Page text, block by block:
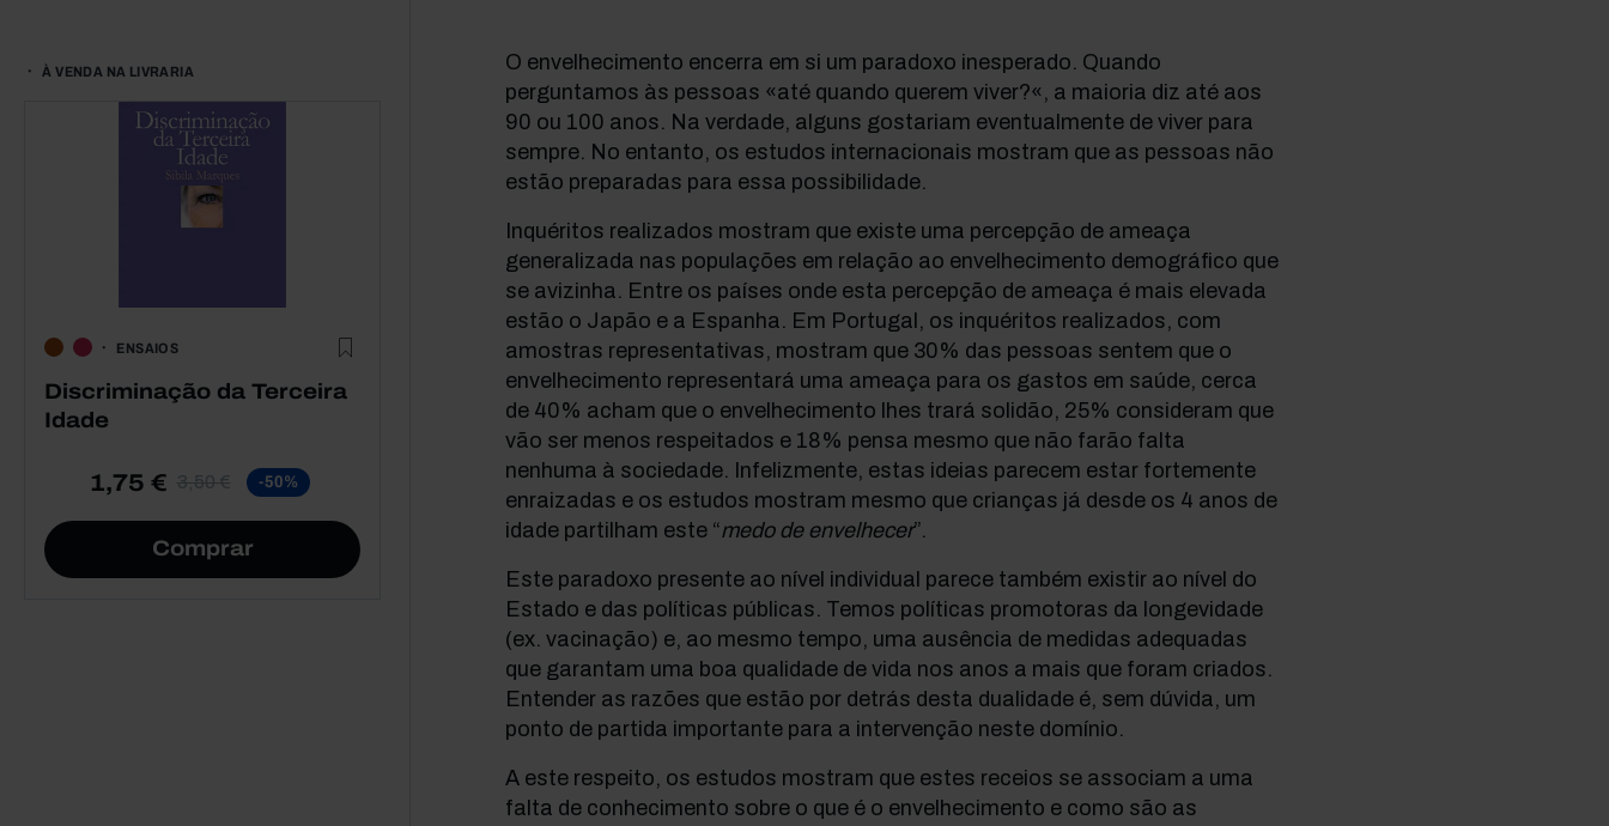
À VENDA NA LIVRARIA
ENSAIOS
Discriminação da Terceira
Idade
1,75 € 3,50 € -50%
Comprar
O envelhecimento encerra em si um paradoxo inesperado. Quando
perguntamos às pessoas «até quando querem viver?«, a maioria diz até aos
90 ou 100 anos. Na verdade, alguns gostariam eventualmente de viver para
sempre. No entanto, os estudos internacionais mostram que as pessoas não
estão preparadas para essa possibilidade.
Inquéritos realizados mostram que existe uma percepção de ameaça
generalizada nas populações em relação ao envelhecimento demográfico que
se avizinha. Entre os países onde esta percepção de ameaça é mais elevada
estão o Japão e a Espanha. Em Portugal, os inquéritos realizados, com
amostras representativas, mostram que 30% das pessoas sentem que o
envelhecimento representará uma ameaça para os gastos em saúde, cerca
de 40% acham que o envelhecimento lhes trará solidão, 25% consideram que
vão ser menos respeitados e 18% pensa mesmo que não farão falta
nenhuma à sociedade. Infelizmente, estas ideias parecem estar fortemente
enraizadas e os estudos mostram mesmo que crianças já desde os 4 anos de
idade partilham este “medo de envelhecer”.
Este paradoxo presente ao nível individual parece também existir ao nível do
Estado e das políticas públicas. Temos políticas promotoras da longevidade
(ex. vacinação) e, ao mesmo tempo, uma ausência de medidas adequadas
que garantam uma boa qualidade de vida nos anos a mais que foram criados.
Entender as razões que estão por detrás desta dualidade é, sem dúvida, um
ponto de partida importante para a intervenção neste domínio.
A este respeito, os estudos mostram que estes receios se associam a uma
falta de conhecimento sobre o que é o envelhecimento e como são as